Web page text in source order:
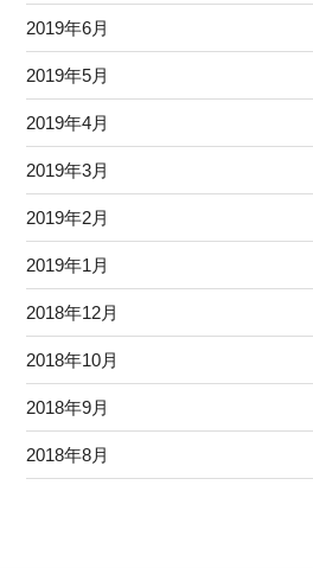
2019年6月
2019年5月
2019年4月
2019年3月
2019年2月
2019年1月
2018年12月
2018年10月
2018年9月
2018年8月